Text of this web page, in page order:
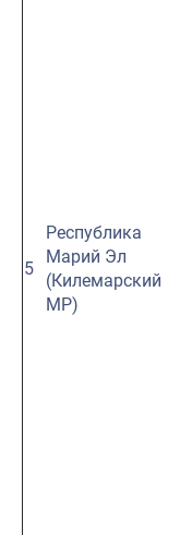
5
Республика
Марий Эл
(Килемарский
МР)